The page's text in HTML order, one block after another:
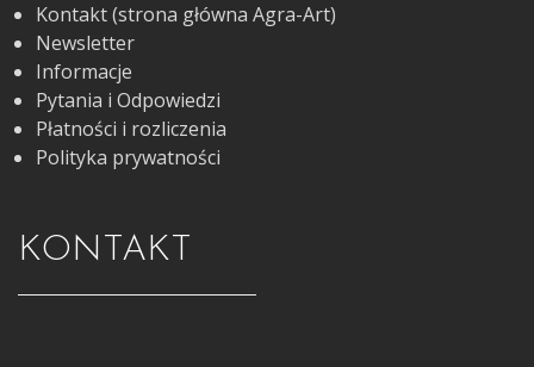
Kontakt (strona główna Agra-Art)
Newsletter
Informacje
Pytania i Odpowiedzi
Płatności i rozliczenia
Polityka prywatności
KONTAKT